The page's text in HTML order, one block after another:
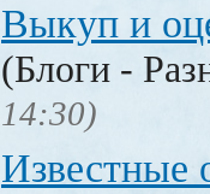
Выкуп и
(Блоги -
14:30)
Известные